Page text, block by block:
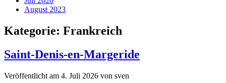
August 2023
Kategorie: Frankreich
Saint-Denis-en-Margeride
Veröffentlicht am 4. Juli 2026 von sven